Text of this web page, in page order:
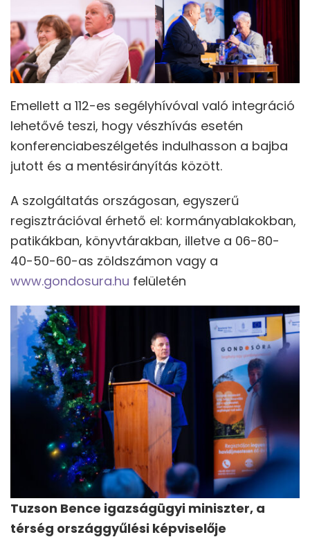
Emellett a 112-es segélyhívóval való integráció
lehetővé teszi, hogy vészhívás esetén
konferenciabeszélgetés indulhasson a bajba
jutott és a mentésirányítás között.
A szolgáltatás országosan, egyszerű
regisztrációval érhető el: kormányablakokban,
patikákban, könyvtárakban, illetve a 06-80-
40-50-60-as zöldszámon vagy a
www.gondosura.hu felületén
Tuzson Bence igazságügyi miniszter, a
térség országgyűlési képviselője